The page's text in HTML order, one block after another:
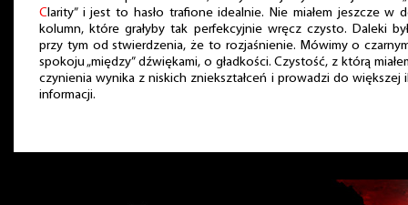
C larity” i jest to hasło trafione idealnie. Nie miałem jeszcze w
kolumn, które grałyby tak perfekcyjnie wręcz czysto. Daleki
przy tym od stwierdzenia, że to rozjaśnienie. Mówimy o
spokoju „między” dźwiękami, o gładkości. Czystość, z którą
czynienia wynika z niskich zniekształceń i prowadzi do większej
informacji.